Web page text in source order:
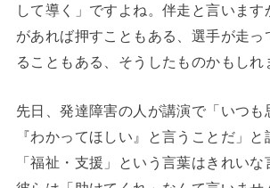
して導く」ですよね。伴走と言います
があれば押すこともある、選手が走っ
ることもある、そうしたものかもしれ
先日、発達障害の人が講演で「いつも
『わかってほしい』と言うことだ」と
「福祉・支援」という言葉はきれいな